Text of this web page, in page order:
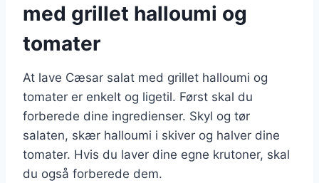
med grillet halloumi og
tomater
At lave Cæsar salat med grillet halloumi og
tomater er enkelt og ligetil. Først skal du
forberede dine ingredienser. Skyl og tør
salaten, skær halloumi i skiver og halver dine
tomater. Hvis du laver dine egne krutoner, skal
du også forberede dem.